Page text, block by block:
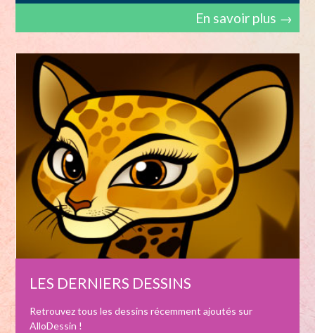
En savoir plus →
LES DERNIERS DESSINS
Retrouvez tous les dessins récemment ajoutés sur
AlloDessin !